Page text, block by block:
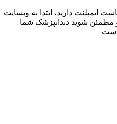
دارید، ابتدا به وبسایت
شوید دندانپزشک شما